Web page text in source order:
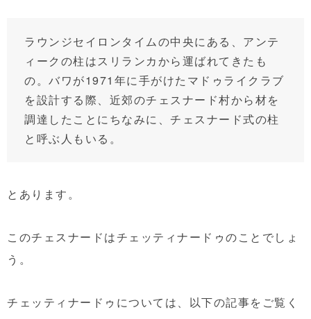
ラウンジセイロンタイムの中央にある、アンテ
ィークの柱はスリランカから運ばれてきたも
の。バワが1971年に手がけたマドゥライクラブ
を設計する際、近郊のチェスナード村から材を
調達したことにちなみに、チェスナード式の柱
と呼ぶ人もいる。
とあります。
このチェスナードはチェッティナードゥのことでしょ
う。
チェッティナードゥについては、以下の記事をご覧く